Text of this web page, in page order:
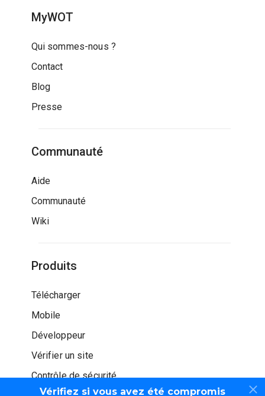
Vérifiez si vous avez été compromis
MyWOT
Qui sommes-nous ?
Contact
Blog
Presse
Communauté
Aide
Communauté
Wiki
Produits
Télécharger
Mobile
Développeur
Vérifier un site
Contrôle de sécurité